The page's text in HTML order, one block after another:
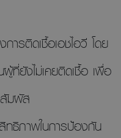
ารติดเชื้อเอชไอวี โดย
ผู้ที่ยังไม่เคยติดเชื้อ เพื่อ
มผัส
สิทธิภาพในการป้องกัน